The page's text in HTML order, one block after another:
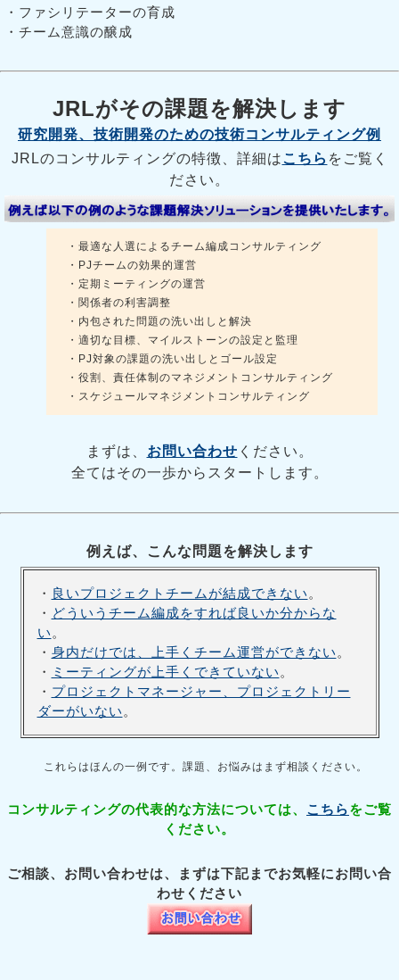
・ファシリテーターの育成
・チーム意識の醸成
JRLがその課題を解決します
研究開発、技術開発のための技術コンサルティング例
JRLのコンサルティングの特徴、詳細は こちら をご覧く
ださい。
・最適な人選によるチーム編成コンサルティング
・PJチームの効果的運営
・定期ミーティングの運営
・関係者の利害調整
・内包された問題の洗い出しと解決
・適切な目標、マイルストーンの設定と監理
・PJ対象の課題の洗い出しとゴール設定
・役割、責任体制のマネジメントコンサルティング
・スケジュールマネジメントコンサルティング
まずは、 お問い合わせ ください。
全てはその一歩からスタートします。
例えば、こんな問題を解決します
・ 良いプロジェクトチームが結成できない 。
・ どういうチーム編成をすれば良いか分からな
い 。
・ 身内だけでは、上手くチーム運営ができない 。
・
ミーティングが上手くできていない 。
・ プロジェクトマネージャー、プロジェクトリー
ダーがいない 。
これらはほんの一例です。課題、お悩みはまず相談ください。
コンサルティングの代表的な方法については、 こちらをご覧
ください。
ご相談、お問い合わせは、まずは下記までお気軽にお問い合
わせください